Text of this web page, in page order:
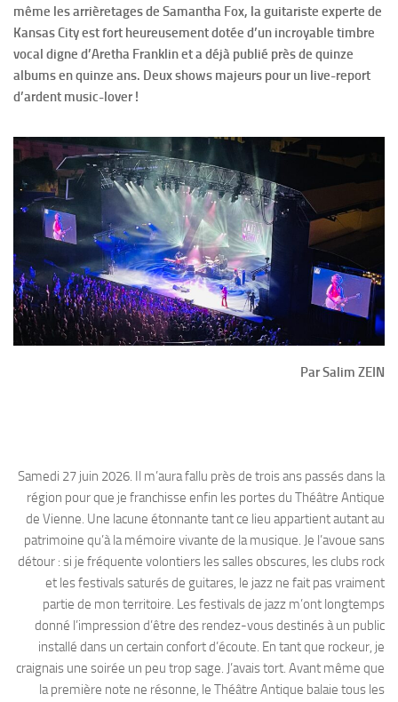
même les arrièretages de Samantha Fox, la guitariste experte de
Kansas City est fort heureusement dotée d’un incroyable timbre
vocal digne d’Aretha Franklin et a déjà publié près de quinze
albums en quinze ans. Deux shows majeurs pour un live-report
d’ardent music-lover !
Par Salim ZEIN
Samedi 27 juin 2026. Il m’aura fallu près de trois ans passés dans la
région pour que je franchisse enfin les portes du Théâtre Antique
de Vienne. Une lacune étonnante tant ce lieu appartient autant au
patrimoine qu’à la mémoire vivante de la musique. Je l’avoue sans
détour : si je fréquente volontiers les salles obscures, les clubs rock
et les festivals saturés de guitares, le jazz ne fait pas vraiment
partie de mon territoire. Les festivals de jazz m’ont longtemps
donné l’impression d’être des rendez-vous destinés à un public
installé dans un certain confort d’écoute. En tant que rockeur, je
craignais une soirée un peu trop sage. J’avais tort. Avant même que
la première note ne résonne, le Théâtre Antique balaie tous les